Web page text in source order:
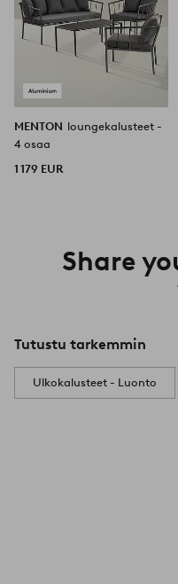
MENTON loungekalusteet -
4 osaa
1 179 EUR
Share
Tutustu tarkemmin
Ulkokalusteet - Luonto